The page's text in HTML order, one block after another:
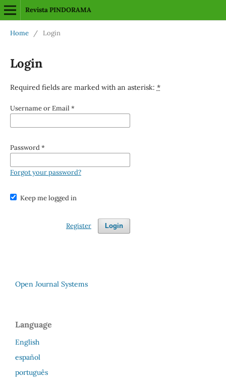
Revista PINDORAMA
Home / Login
Login
Required fields are marked with an asterisk: *
Username or Email *
Password*
Forgot your password?
Keep me logged in
Login
Register
Open Journal Systems
Language
English
español
português